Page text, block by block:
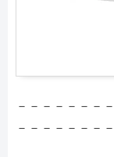
－－－－－－－
－－－－－－－